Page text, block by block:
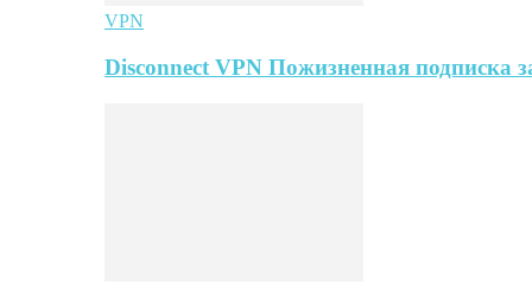
VPN
Disconnect VPN Пожизненная подписка